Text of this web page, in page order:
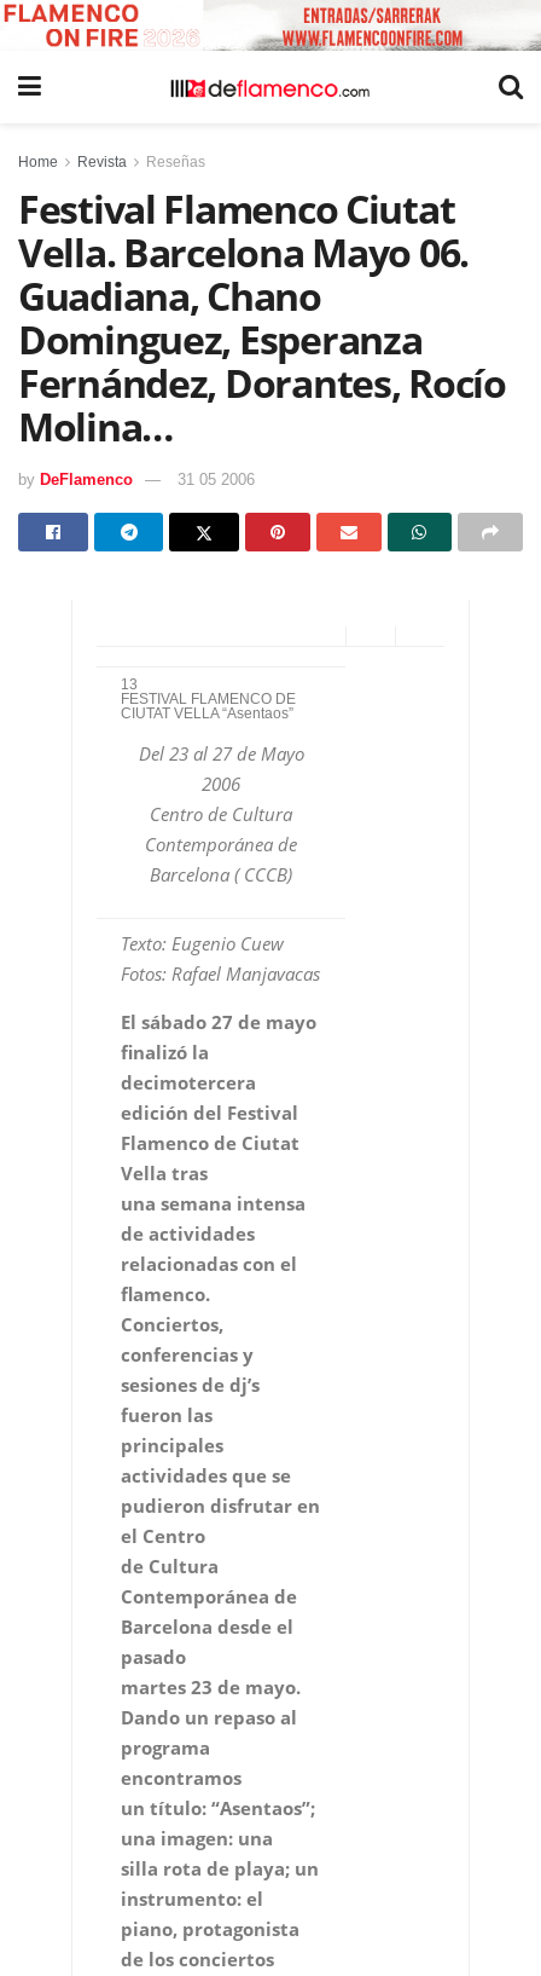
Home Revista Reseñas
Festival Flamenco Ciutat
Vella. Barcelona Mayo 06.
Guadiana, Chano
Dominguez, Esperanza
Fernández, Dorantes, Rocío
Molina…
by DeFlamenco 31 05 2006
13
FESTIVAL FLAMENCO DE
CIUTAT VELLA “Asentaos”
Del 23 al 27 de Mayo
2006
Centro de Cultura
Contemporánea de
Barcelona ( CCCB)
Texto: Eugenio Cuew
Fotos: Rafael Manjavacas
El sábado 27 de mayo
finalizó la
decimotercera
edición del Festival
Flamenco de Ciutat
Vella tras
una semana intensa
de actividades
relacionadas con el
flamenco.
Conciertos,
conferencias y
sesiones de dj’s
fueron las
principales
actividades que se
pudieron disfrutar en
el Centro
de Cultura
Contemporánea de
Barcelona desde el
pasado
martes 23 de mayo.
Dando un repaso al
programa
encontramos
un título: “Asentaos”;
una imagen: una
silla rota de playa; un
instrumento: el
piano, protagonista
de los conciertos